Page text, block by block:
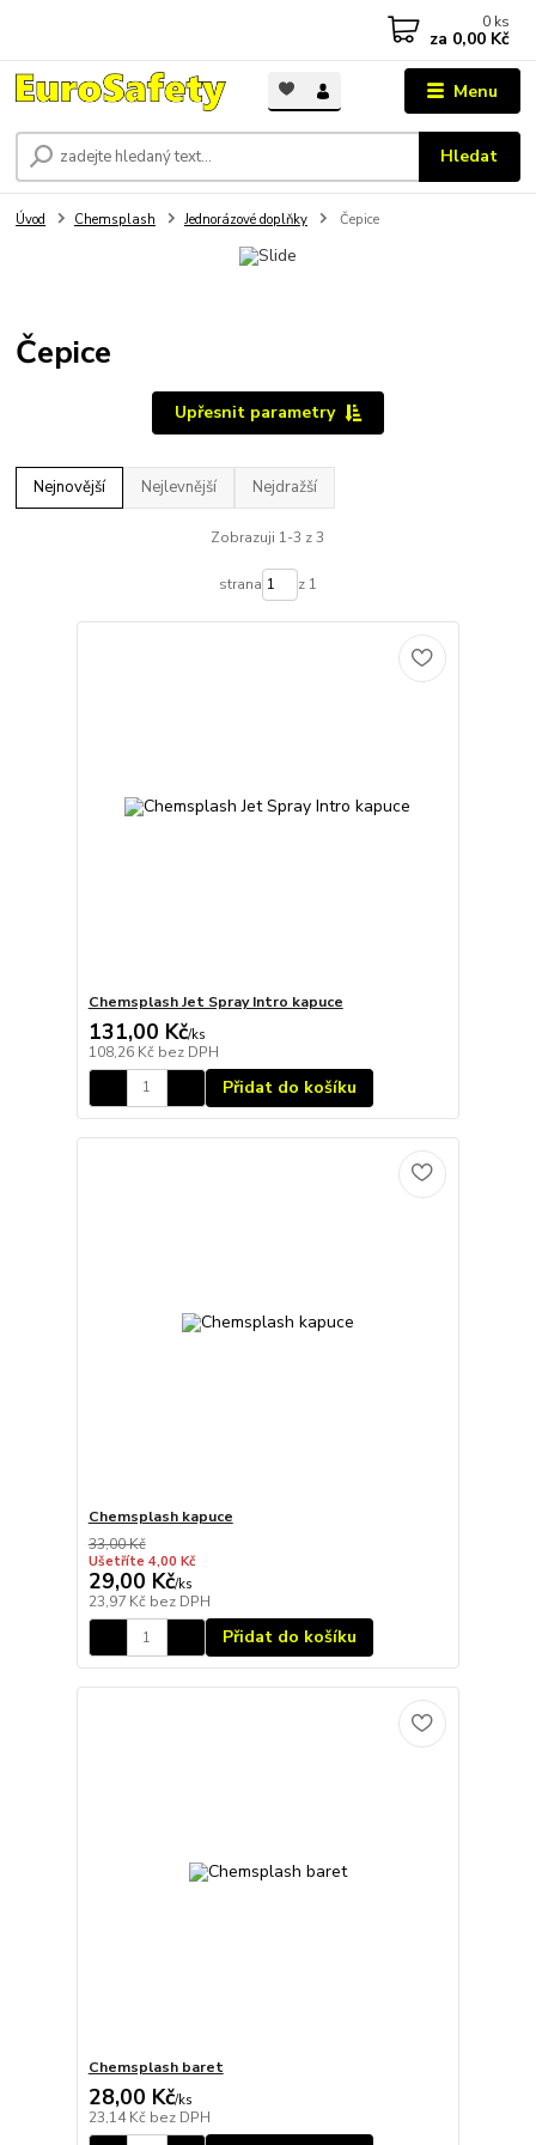
Menu
Hledat
0 ks
za 0,00 Kč
Úvod Chemsplash Jednorázové doplňky Čepice
Čepice
Upřesnit parametry
Nejnovější Nejlevnější Nejdražší
Zobrazuji 1-3 z 3
strana z 1
Chemsplash Jet Spray Intro kapuce
131,00 Kč/ks
108,26 Kč bez DPH
Přidat do košíku
Chemsplash kapuce
33,00 Kč
Ušetříte 4,00 Kč
29,00 Kč/ks
23,97 Kč bez DPH
Přidat do košíku
Chemsplash baret
28,00 Kč/ks
23,14 Kč bez DPH